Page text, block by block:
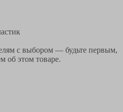
с выбором — будьте первым,
об этом товаре.